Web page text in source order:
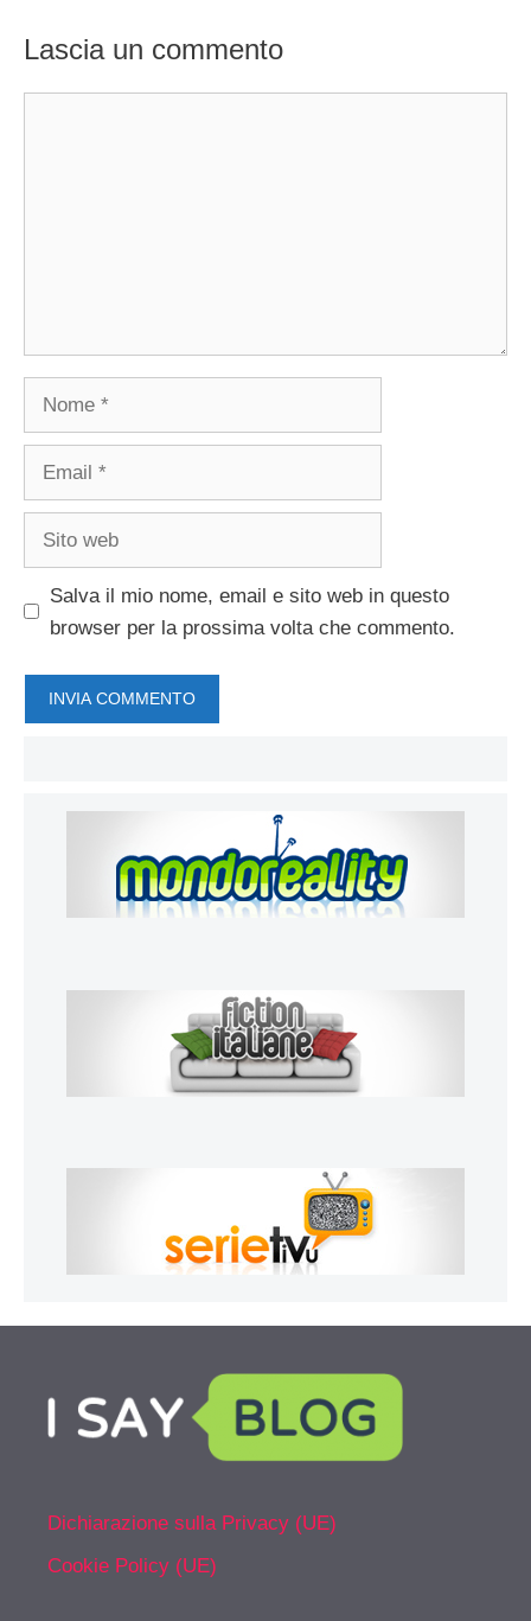
Lascia un commento
Salva il mio nome, email e sito web in questo
browser per la prossima volta che commento.
Dichiarazione sulla Privacy (UE)
Cookie Policy (UE)